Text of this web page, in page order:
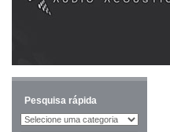
Pesquisa rápida